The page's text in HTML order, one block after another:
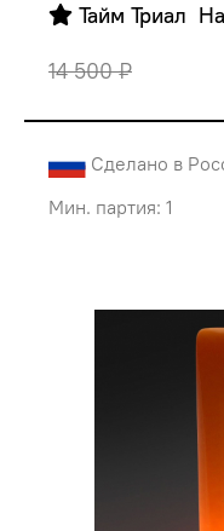
Тайм Триал
14 500 ₽
Сделано в
Мин. партия: 1